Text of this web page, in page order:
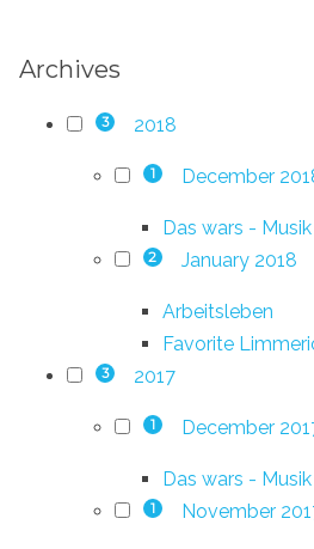
Archives
3 2018
1 December
Das wars -
2 January 2018
Arbeitsleben
Favorite
3 2017
1 December
Das wars -
1 November